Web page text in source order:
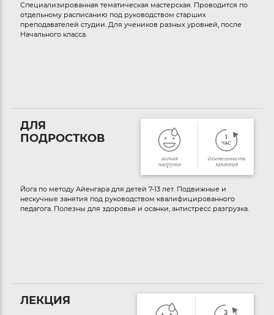
Специализированная тематическая мастерская. Проводится по
отдельному расписанию под руководством старших
преподавателей студии. Для учеников разных уровней, после
Начального класса.
ДЛЯ
ПОДРОСТКОВ
Йога по методу Айенгара для детей 7-13 лет. Подвижные и
нескучные занятия под руководством квалифицированного
педагога. Полезны для здоровья и осанки, антистресс разгрузка.
ЛЕКЦИЯ